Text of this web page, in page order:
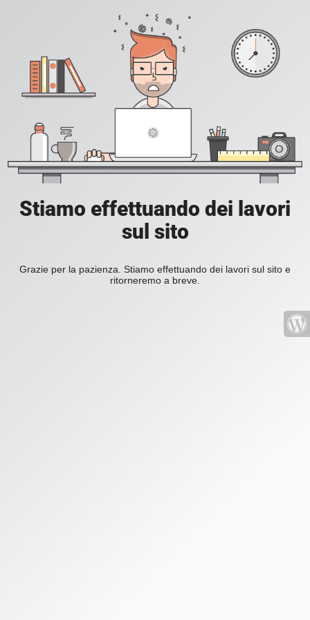
Stiamo effettuando dei lavori
sul sito
Grazie per la pazienza. Stiamo effettuando dei lavori sul sito e
ritorneremo a breve.